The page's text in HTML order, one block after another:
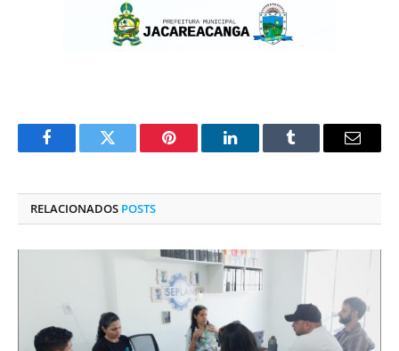
FacebookTwitter Pinterest O
Tumblr
E-
RELACIONADOS POSTS